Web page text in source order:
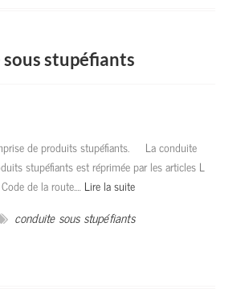
stupéfiants
de produits stupéfiants. La conduite
stupéfiants est réprimée par les articles L
de la route.… Lire la suite
conduite sous stupéfiants